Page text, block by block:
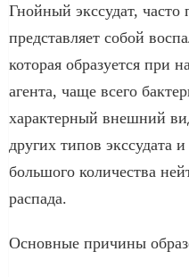
Гнойный экссудат,
представляет собой
которая образуется при
агента, чаще всего
характерный внешний
других типов экссудата
большого количества
распада.
Основные причины